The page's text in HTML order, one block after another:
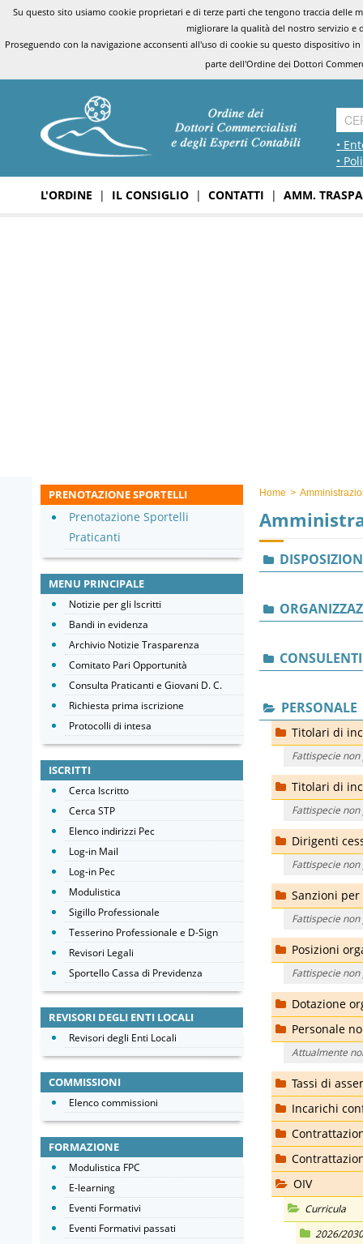
Su questo sito usiamo cookie proprietari e di terze parti che tengono traccia
migliorare la qualità del nostro servizio e
Proseguendo con la navigazione acconsenti all'uso di cookie su questo dispositivo
parte dell'Ordine dei Dottori
•
•
L'ORDINE | IL CONSIGLIO | CONTATTI | AMM.
Home >
PERSONALE
Titolari di
Fattispecie
Titolari di
Fattispecie
Dirigenti
Fattispecie
Sanzioni
Fattispecie
Posizioni
Fattispecie
Dotazione
Personale
Attualmente
Tassi di
Incarichi
OIV
Curricula
2026/2030
PRENOTAZIONE SPORTELLI
Prenotazione Sportelli
Praticanti
MENU PRINCIPALE
Notizie per gli Iscritti
Bandi in evidenza
Archivio Notizie Trasparenza
Comitato Pari Opportunità
Consulta Praticanti e Giovani D. C.
Richiesta prima iscrizione
Protocolli di intesa
ISCRITTI
Cerca Iscritto
Cerca STP
Elenco indirizzi Pec
Log-in Mail
Log-in Pec
Modulistica
Sigillo Professionale
Tesserino Professionale e D-Sign
Revisori Legali
Sportello Cassa di Previdenza
REVISORI DEGLI ENTI LOCALI
Revisori degli Enti Locali
COMMISSIONI
Elenco commissioni
FORMAZIONE
Modulistica FPC
E-learning
Eventi Formativi
Eventi Formativi passati